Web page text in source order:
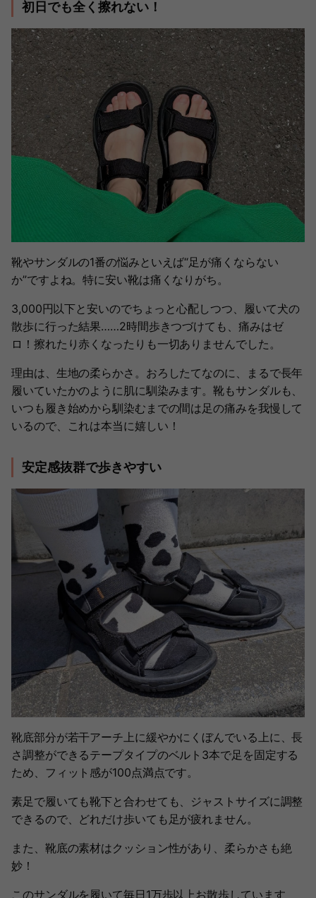
初日でも全く擦れない！
靴やサンダルの1番の悩みといえば“足が痛くならない
か”ですよね。特に安い靴は痛くなりがち。
3,000円以下と安いのでちょっと心配しつつ、履いて犬の
散歩に行った結果……2時間歩きつづけても、痛みはゼ
ロ！擦れたり赤くなったりも一切ありませんでした。
理由は、生地の柔らかさ。おろしたてなのに、まるで長年
履いていたかのように肌に馴染みます。靴もサンダルも、
いつも履き始めから馴染むまでの間は足の痛みを我慢して
いるので、これは本当に嬉しい！
安定感抜群で歩きやすい
靴底部分が若干アーチ上に緩やかにくぼんでいる上に、長
さ調整ができるテープタイプのベルト3本で足を固定する
ため、フィット感が100点満点です。
素足で履いても靴下と合わせても、ジャストサイズに調整
できるので、どれだけ歩いても足が疲れません。
また、靴底の素材はクッション性があり、柔らかさも絶
妙！
このサンダルを履いて毎日1万歩以上お散歩しています